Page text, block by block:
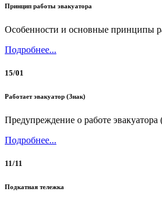
Принцип работы эвакуатора
Особенности и основные принципы
Подробнее...
15/01
Работает эвакуатор (Знак)
Предупреждение о работе эвакуатора
Подробнее...
11/11
Подкатная тележка